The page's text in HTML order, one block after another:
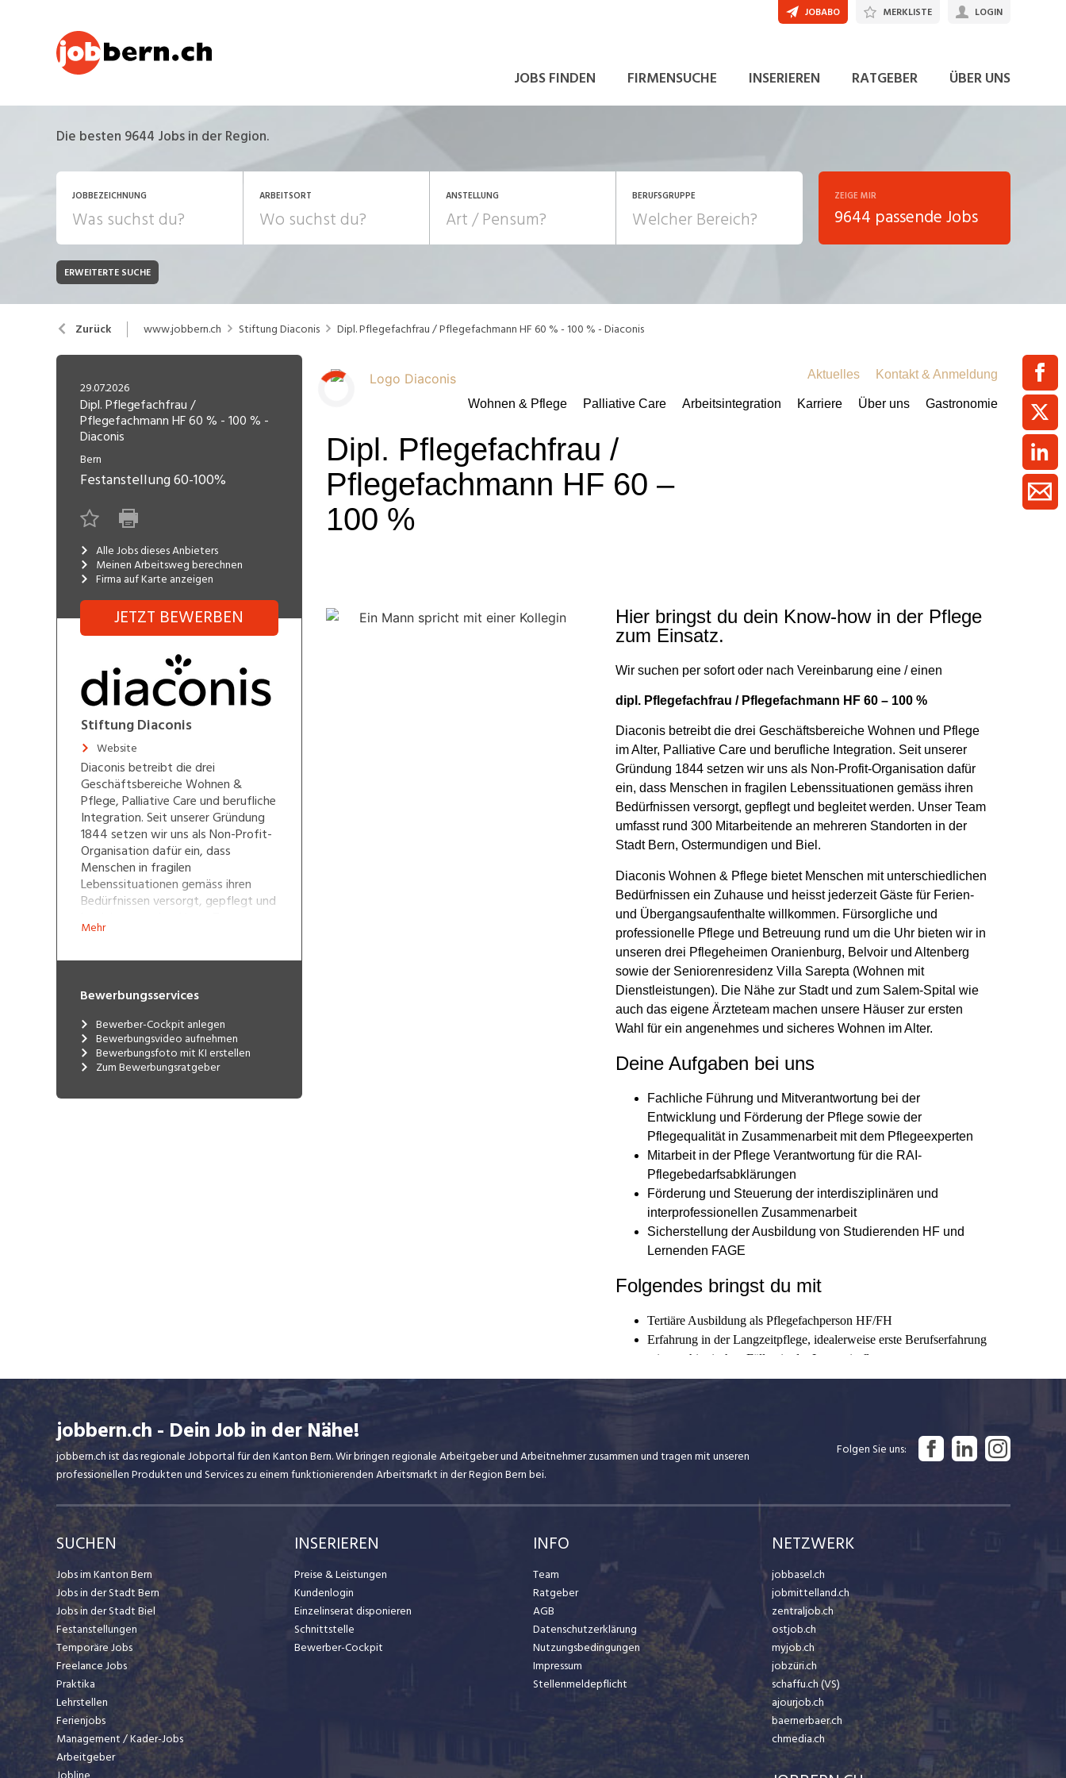
JOBS FINDEN FIRMENSUCHE INSERIEREN RATGEBER ÜBER UNS
JOBABO MERKLISTE LOGIN
Die besten 9644 Jobs in der Region.
JOBBEZEICHNUNG ARBEITSORT ANSTELLUNG
JOB-TYP
Festanstellung
Temporär (befristet)
Freelance
Lehrstelle
BERUFSGRUPPE
Bank, Versicherung
Chemie, Pharma, Biotechnologie
Consulting, Human Resources Einkauf, Logistik, Transport,
Engineering, Technik, Architektur
Finanzen, Controlling, Treuhand,
Recht
Gastronomie, Hotellerie,
Tourismus, Lebensmittel Reinigung
Anlagenbau, Produktion
Informatik, Telekommunikation
Kaufm. Berufe, Kundendienst,
Verwaltung
Körperpflege, Wellness
Marketing, Kommunikation,
Medien, Druck
Mechanik, Elektronik, Optik
(Fertigung)
Sicherheit, Rettung, Polizei, Zoll
ZEIGE MIR
9644 passende Jobs
ERWEITERTE SUCHE
Zurück www.jobbern.ch Stiftung Diaconis Dipl. Pflegefachfrau / Pflegefachmann HF 60 % - 100 % - Diaconis
JETZT BEWERBEN
29.07.2026
Dipl. Pflegefachfrau /
Pflegefachmann HF 60 % - 100 % -
Diaconis
Bern
Festanstellung60-100%
Alle Jobs dieses Anbieters
Meinen Arbeitsweg berechnen
Firma auf Karte anzeigen
JETZT BEWERBEN
Stiftung Diaconis
Website
Diaconis betreibt die drei
Geschäftsbereiche Wohnen &
Pflege, Palliative Care und berufliche
Integration. Seit unserer Gründung
1844 setzen wir uns als Non-Profit-
Organisation dafür ein, dass
Menschen in fragilen
Lebenssituationen gemäss ihren
Bedürfnissen versorgt, gepflegt und
umfasst rund 300 Mitarbeitende an
Bern, Ostermundigen und Biel.
Mehr
Bewerbungsservices
Bewerber-Cockpit anlegen
Bewerbungsvideo aufnehmen
Bewerbungsfoto mit KI erstellen
Zum Bewerbungsratgeber
jobbern.ch - Dein Job in der Nähe!
jobbern.ch ist das regionale Jobportal für den Kanton Bern. Wir bringen regionale Arbeitgeber und Arbeitnehmer zusammen und tragen mit unseren
professionellen Produkten und Services zu einem funktionierenden Arbeitsmarkt in der Region Bern bei.
Folgen Sie uns
SUCHEN
Jobs im Kanton Bern
Jobs in der Stadt Bern
Jobs in der Stadt Biel
Festanstellungen
Temporäre Jobs
Freelance Jobs
Praktika
Lehrstellen
Ferienjobs
Management / Kader-Jobs
Arbeitgeber
INSERIEREN
Preise & Leistungen
Kundenlogin
Einzelinserat disponieren
Schnittstelle
Bewerber-Cockpit
INFO
Team
Ratgeber
AGB
Datenschutzerklärung
Nutzungsbedingungen
Impressum
Stellenmeldepflicht
NETZWERK
jobbasel.ch
jobmittelland.ch
zentraljob.ch
ostjob.ch
myjob.ch
jobzüri.ch
schaffu.ch (VS)
ajourjob.ch
baernerbaer.ch
chmedia.ch